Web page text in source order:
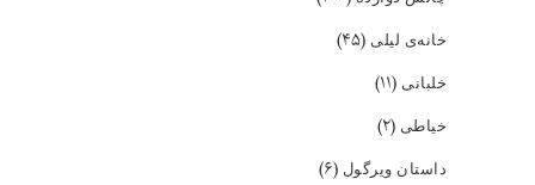
خانه‌ی لیلی (۴۵)
خلبانی (۱۱)
خیاطی (۲)
داستان ویرگول (۶)